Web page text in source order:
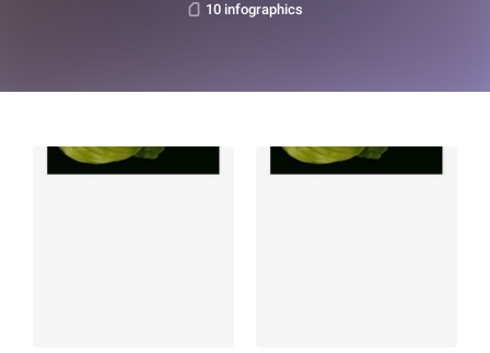
10 infographics